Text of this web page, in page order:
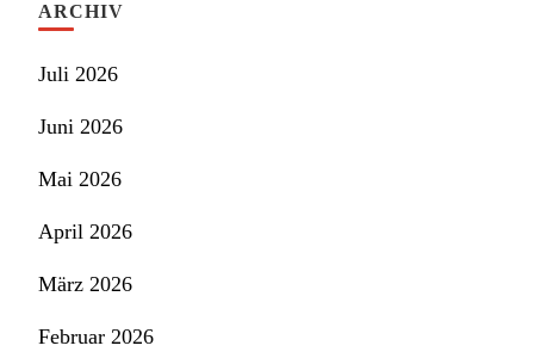
ARCHIV
Juli 2026
Juni 2026
Mai 2026
April 2026
März 2026
Februar 2026